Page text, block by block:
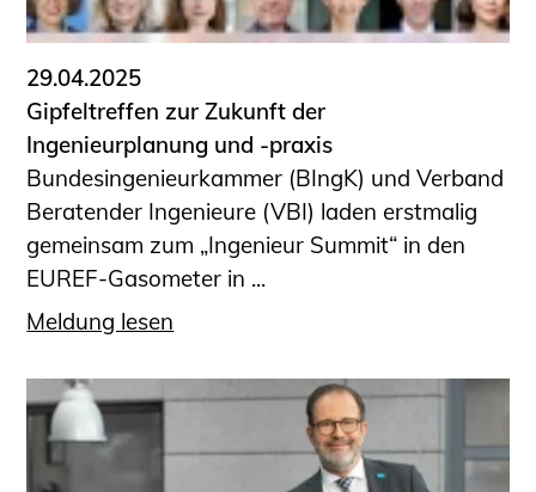
29.04.2025
Gipfeltreffen zur Zukunft der
Ingenieurplanung und -praxis
Bundesingenieurkammer (BIngK) und Verband
Beratender Ingenieure (VBI) laden erstmalig
gemeinsam zum „Ingenieur Summit“ in den
EUREF-Gasometer in ...
Meldung lesen